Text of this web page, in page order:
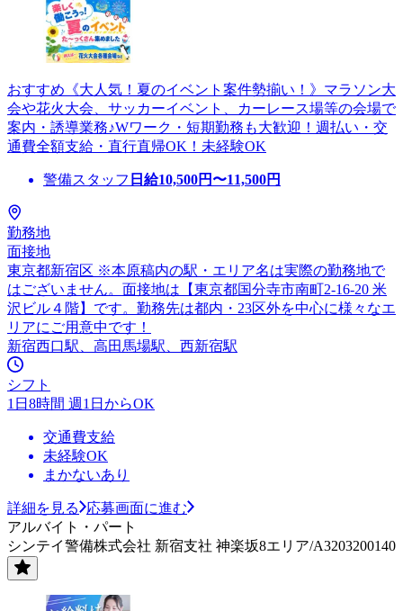
おすすめ《大人気！夏のイベント案件勢揃い！》マラソン大
会や花火大会、サッカーイベント、カーレース場等の会場で
案内・誘導業務♪Wワーク・短期勤務も大歓迎！週払い・交
通費全額支給・直行直帰OK！未経験OK
警備スタッフ 日給10,500円〜11,500円
勤務地
面接地
東京都新宿区 ※本原稿内の駅・エリア名は実際の勤務地で
はございません。面接地は【東京都国分寺市南町2-16-20 米
沢ビル４階】です。勤務先は都内・23区外を中心に様々なエ
リアにご用意中です！
新宿西口駅、高田馬場駅、西新宿駅
シフト
1日8時間 週1日からOK
交通費支給
未経験OK
まかないあり
詳細を見る
応募画面に進む
アルバイト・パート
シンテイ警備株式会社 新宿支社 神楽坂8エリア/A3203200140